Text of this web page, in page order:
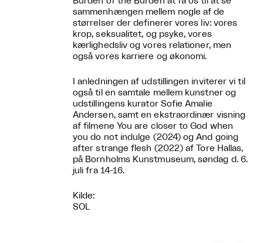
sammenhængen mellem nogle af de
størrelser der definerer vores liv: vores
krop, seksualitet, og psyke, vores
kærlighedsliv og vores relationer, men
også vores karriere og økonomi.
I anledningen af udstillingen inviterer vi til
også til en samtale mellem kunstner og
udstillingens kurator Sofie Amalie
Andersen, samt en ekstraordinær visning
af filmene You are closer to God when
you do not indulge (2024) og And going
after strange flesh (2022) af Tore Hallas,
på Bornholms Kunstmuseum, søndag d. 6.
juli fra 14-16.
Kilde:
SOL